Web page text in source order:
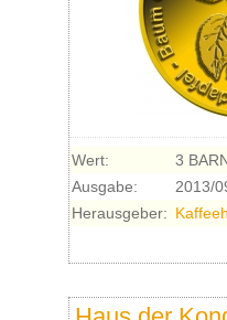
Wert:
3
Ausgabe:
2013/
Herausgeber: